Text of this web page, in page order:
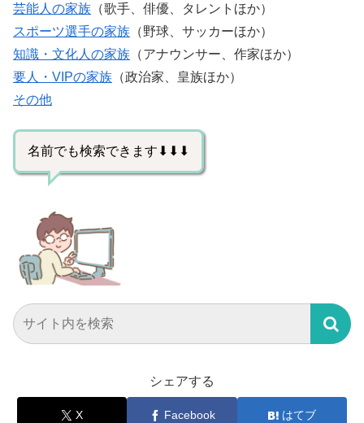
芸能人の家族 （歌手、俳優、タレントほか）
スポーツ選手の家族 （野球、サッカーほか）
知識・文化人の家族 （アナウンサー、作家ほか）
要人・VIPの家族 （政治家、皇族ほか）
その他
名前でも検索できます⬇⬇⬇
シェアする
X Facebook はてブ